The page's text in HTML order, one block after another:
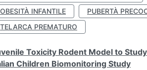
OBESITÀ INFANTILE
PUBERTÀ
TELARCA PREMATURO
Toxicity Rodent Model to
Children Biomonitoring Study